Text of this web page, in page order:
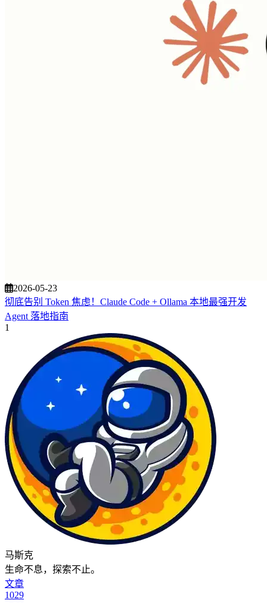
2026-05-23
彻底告别 Token 焦虑！Claude Code + Ollama 本地最强开发
Agent 落地指南
1
马斯克
生命不息，探索不止。
文章
1029